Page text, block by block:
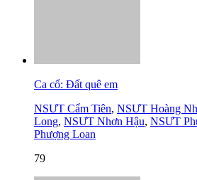
Ca cổ: Đất quê em
NSƯT Cẩm Tiên, NSƯT Hoàng
Long, NSƯT Nhơn Hậu, NSƯT
Phượng Loan
79